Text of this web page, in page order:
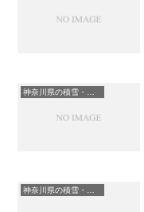
神奈川県の積雪・凍結情報